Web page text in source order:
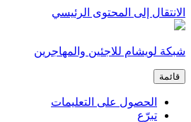
الانتقال إلى المحتوى الرئيسي
شبكة لويشام للاجئين والمهاجرين
قائمة
الحصول على التعليمات
تبرّع